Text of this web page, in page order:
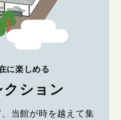
に楽しめる
ション
当館が時を越えて集